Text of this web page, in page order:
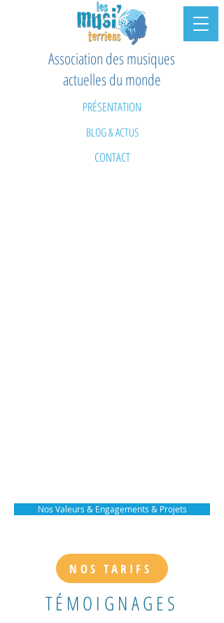
Association des musiques
actuelles du monde
PRÉSENTATION
BLOG & ACTUS
CONTACT
Nos Valeurs & Engagements & Projets
NOS TARIFS
TÉMOIGNAGES